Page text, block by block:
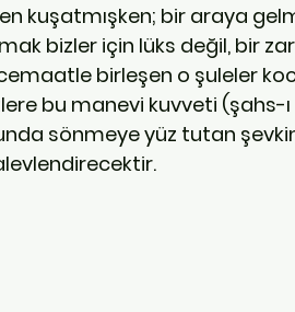
kuşatmışken; bir araya
bizler için lüks değil, bir
birleşen o şuleler
bu manevi kuvveti (şahs-
sönmeye yüz tutan